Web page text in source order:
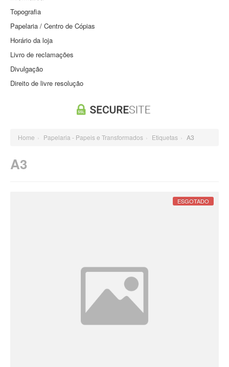
Topografia
Papelaria / Centro de Cópias
Horário da loja
Livro de reclamações
Divulgação
Direito de livre resolução
Home › Papelaria - Papeis e Transformados › Etiquetas › A3
A3
ESGOTADO